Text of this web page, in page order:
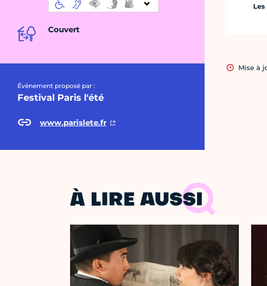
Couvert
Évènement proposé par :
Festival Paris l'été
www.parislete.fr
Mise à
À LIRE AUSSI